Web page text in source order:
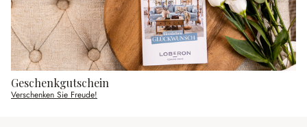
Geschenkgutschein
Verschenken Sie Freude!